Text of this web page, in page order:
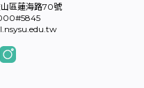
區蓮海路70號